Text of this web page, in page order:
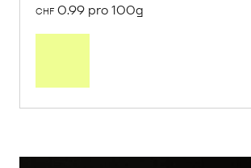
CHF 0.99 pro 100g